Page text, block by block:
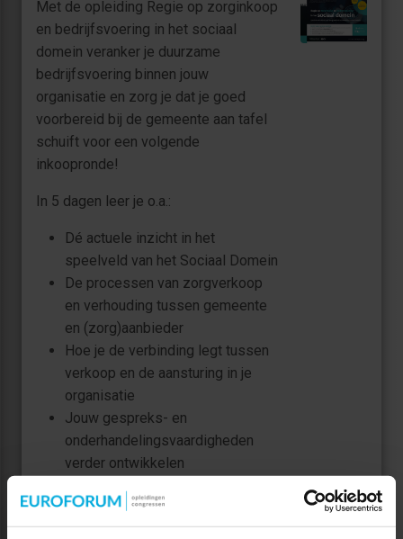
Met de opleiding Regie op zorginkoop
en bedrijfsvoering in het sociaal
domein veranker je duurzame
bedrijfsvoering binnen jouw
organisatie en zorg je dat je goed
voorbereid bij de gemeente aan tafel
schuift voor een volgende
inkoopronde!
In 5 dagen leer je o.a.:
Dé actuele inzicht in het
speelveld van het Sociaal Domein
De processen van zorgverkoop
en verhouding tussen gemeente
en (zorg)aanbieder
Hoe je de verbinding legt tussen
verkoop en de aansturing in je
organisatie
Jouw gespreks- en
onderhandelingsvaardigheden
verder ontwikkelen
De opleiding is speciaal ontwikkeld
voor (zorg)aanbieders binnen het